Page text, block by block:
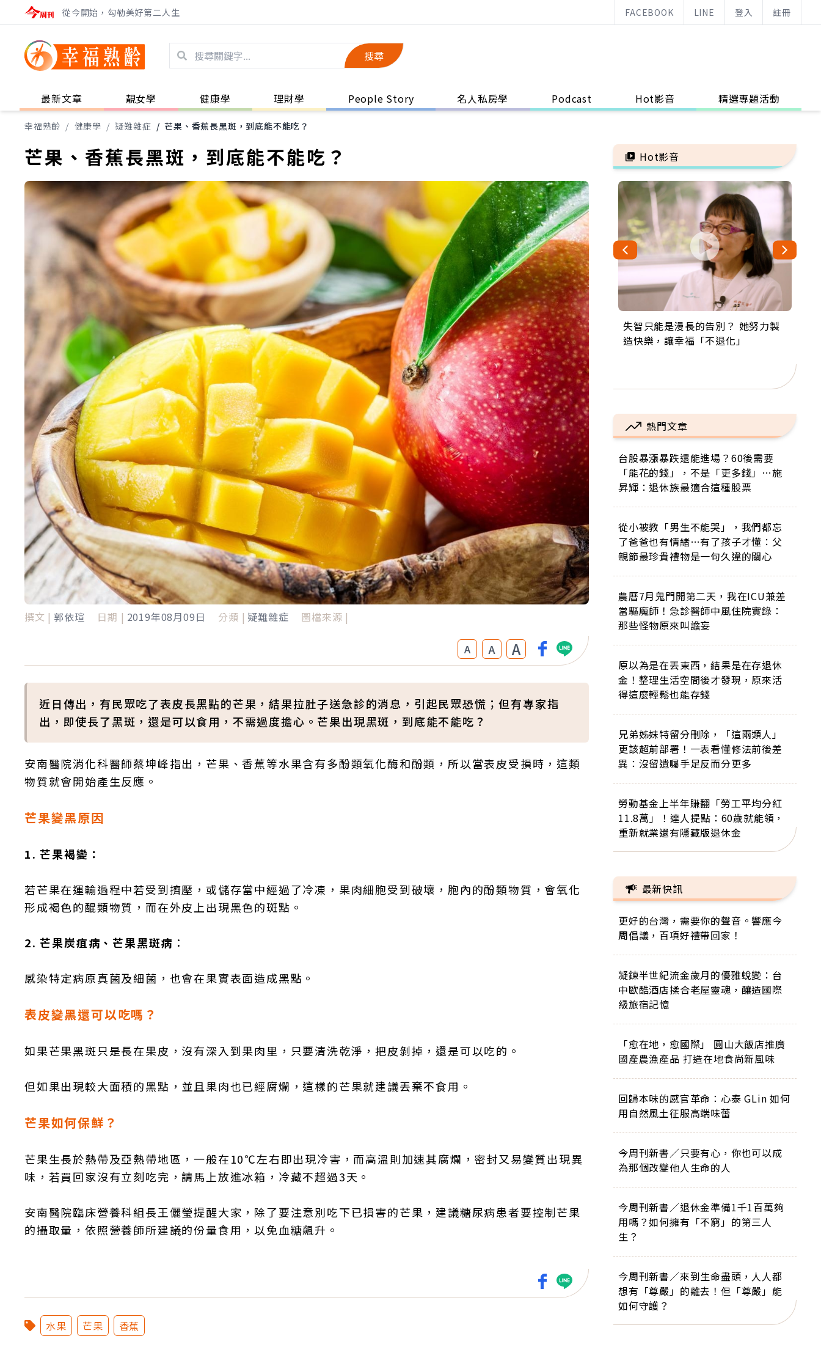
從今開始，勾勒美好第二人生 FACEBOOK LINE 登入 註冊
搜尋
最新文章 靚女學 健康學 理財學 People Story 名人私房學 Podcast Hot影音 精選專題活動
幸福熟齡 / 健康學 / 疑難雜症 / 芒果、香蕉長黑斑，到底能不能吃？
芒果、香蕉長黑斑，到底能不能吃？
撰文 | 郭依瑄 日期 | 2019年08月09日 分類 | 疑難雜症 圖檔來源 |
A A A
近日傳出，有民眾吃了表皮長黑點的芒果，結果拉肚子送急診的消息，引起民眾恐慌；但有專家指
出，即使長了黑斑，還是可以食用，不需過度擔心。芒果出現黑斑，到底能不能吃？
安南醫院消化科醫師蔡坤峰指出，芒果、香蕉等水果含有多酚類氧化酶和酚類，所以當表皮受損時，這類
物質就會開始產生反應。
芒果變黑原因
1. 芒果褐變：
若芒果在運輸過程中若受到擠壓，或儲存當中經過了冷凍，果肉細胞受到破壞，胞內的酚類物質，會氧化
形成褐色的醌類物質，而在外皮上出現黑色的斑點。
2. 芒果炭疽病、芒果黑斑病 ：
感染特定病原真菌及細菌，也會在果實表面造成黑點。
表皮變黑還可以吃嗎？
如果芒果黑斑只是長在果皮，沒有深入到果肉里，只要清洗乾淨，把皮剝掉，還是可以吃的。
但如果出現較大面積的黑點，並且果肉也已經腐爛，這樣的芒果就建議丟棄不食用。
芒果如何保鮮？
芒果生長於熱帶及亞熱帶地區，一般在10℃左右即出現冷害，而高溫則加速其腐爛，密封又易變質出現異
味，若買回家沒有立刻吃完，請馬上放進冰箱，冷藏不超過3天。
安南醫院臨床營養科組長王儷瑩提醒大家，除了要注意別吃下已損害的芒果，建議糖尿病患者要控制芒果
的攝取量，依照營養師所建議的份量食用，以免血糖飆升。
水果 芒果 香蕉
Hot影音
失智只能是漫長的告別？ 她努力製
造快樂，讓幸福「不退化」
來自剛果的巧克力神父 為台灣奉獻
36年 「台灣是我的家，我連作夢都
63歲卸矽谷副總、搬回台灣找快
樂！「蛋黃哥小丑」走進安養院，
104歲打破金氏世界紀錄 成為全球
最年長羽球選手，分享長壽的秘密
事業巔峰他選擇追夢…黑手阿伯拉
小提琴還登上小巨蛋！連CNN都大
熱門文章
台股暴漲暴跌還能進場？60後需要
「能花的錢」，不是「更多錢」…施
昇輝：退休族最適合這種股票
從小被教「男生不能哭」，我們都忘
了爸爸也有情緒…有了孩子才懂：父
親節最珍貴禮物是一句久違的關心
農曆7月鬼門開第二天，我在ICU兼差
當驅魔師！急診醫師中風住院實錄：
那些怪物原來叫譫妄
原以為是在丟東西，結果是在存退休
金！整理生活空間後才發現，原來活
得這麼輕鬆也能存錢
兄弟姊妹特留分刪除，「這兩類人」
更該超前部署！一表看懂修法前後差
異：沒留遺囑手足反而分更多
勞動基金上半年賺翻「勞工平均分紅
11.8萬」！達人提點：60歲就能領，
重新就業還有隱藏版退休金
最新快訊
更好的台灣，需要你的聲音。響應今
周倡議，百項好禮帶回家！
凝鍊半世紀流金歲月的優雅蛻變：台
中歐酷酒店揉合老屋靈魂，釀造國際
級旅宿記憶
「愈在地，愈國際」 圓山大飯店推廣
國產農漁產品 打造在地食尚新風味
回歸本味的感官革命：心泰 GLin 如何
用自然風土征服高端味蕾
今周刊新書／只要有心，你也可以成
為那個改變他人生命的人
今周刊新書／退休金準備1千1百萬夠
用嗎？如何擁有「不窮」的第三人
生？
今周刊新書／來到生命盡頭，人人都
想有「尊嚴」的離去！但「尊嚴」能
如何守護？